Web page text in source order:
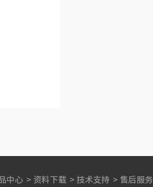
中心 > 资料下载 > 技术支持 > 售后服务